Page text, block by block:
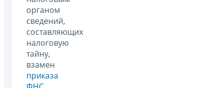
органом
сведений,
составляющих
налоговую
тайну,
взамен
приказа